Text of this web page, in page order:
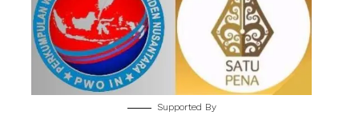
Supported By